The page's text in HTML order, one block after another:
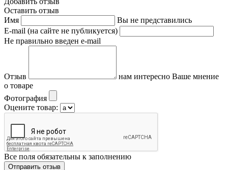
Оставить отзыв
Имя
Вы не представились
E-mail (на сайте не публикуется)
Не правильно введен e-mail
Отзыв
нам интересно Ваше мнение
о товаре
Фотография
Оцените товар:
Все поля обязательны к заполнению